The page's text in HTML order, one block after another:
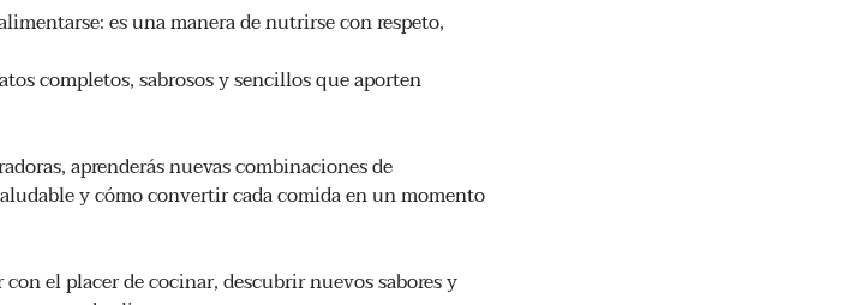
es una manera de nutrirse con respeto,
completos, sabrosos y sencillos que aporten
aprenderás nuevas combinaciones de
y cómo convertir cada comida en un momento
el placer de cocinar, descubrir nuevos sabores y